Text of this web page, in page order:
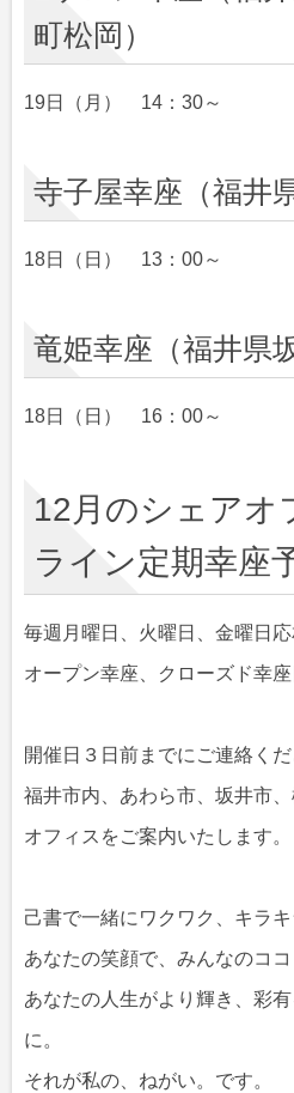
町松岡）
19日（月） 14：30～
寺子屋幸座（福井
18日（日） 13：00～
竜姫幸座（福井県
18日（日） 16：00～
12月のシェアオ
ライン定期幸座
毎週月曜日、火曜日、金曜日
オープン幸座、クローズド幸
開催日３日前までにご連絡くだ
福井市内、あわら市、坂井市
オフィスをご案内いたします。
己書で一緒にワクワク、キラ
あなたの笑顔で、みんなのコ
あなたの人生がより輝き、彩
に。
それが私の、ねがい。です。